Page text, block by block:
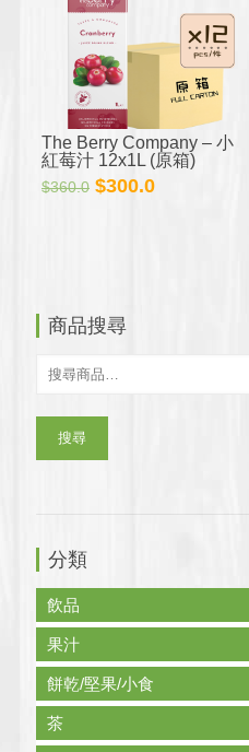
The Berry Company – 小
紅莓汁 12x1L (原箱)
$360.0 原
$300.0目
商品搜尋
搜尋
分類
飲品
果汁
餅乾/堅果/小食
茶